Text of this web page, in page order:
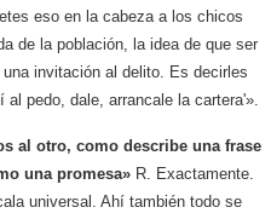
eso en la cabeza a los chicos
de la población, la idea de que ser
invitación al delito. Es decirles
al pedo, dale, arrancale la cartera'».
al otro, como describe una frase
una promesa» R. Exactamente.
universal. Ahí también todo se